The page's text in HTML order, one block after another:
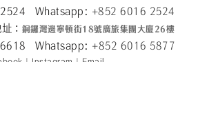
2524 Whatsapp: +852 6016 2524
： 銅鑼灣邊寧頓街18號廣旅集團大廈26樓
6618 Whatsapp: +852 6016 5877
| Instagram | Email